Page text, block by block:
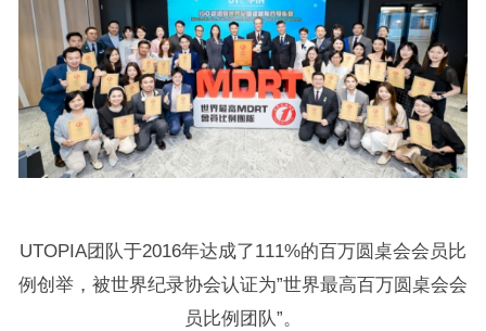
UTOPIA团队于2016年达成了111%的百万圆桌会会员比
例创举，被世界纪录协会认证为”世界最高百万圆桌会会
员比例团队”。